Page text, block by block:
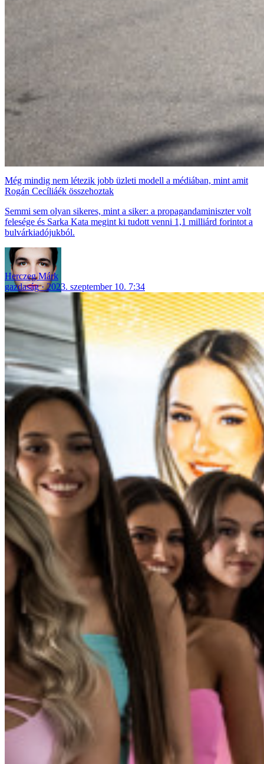
Még mindig nem létezik jobb üzleti modell a médiában, mint amit
Rogán Cecíliáék összehoztak
Semmi sem olyan sikeres, mint a siker: a propagandaminiszter volt
felesége és Sarka Kata megint ki tudott venni 1,1 milliárd forintot a
bulvárkiadójukból.
Herczeg Márk
gazdaság
2023. szeptember 10. 7:34